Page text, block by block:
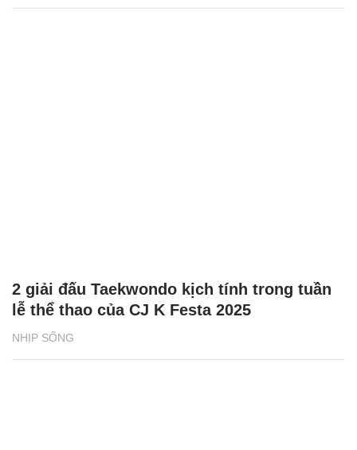
NHỊP SỐNG
2 giải đấu Taekwondo kịch tính trong tuần
lễ thể thao của CJ K Festa 2025